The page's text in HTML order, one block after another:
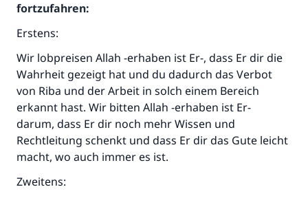
fortzufahren:
Erstens:
Wir lobpreisen Allah -erhaben ist Er-, dass Er dir die
Wahrheit gezeigt hat und du dadurch das Verbot
von Riba und der Arbeit in solch einem Bereich
erkannt hast. Wir bitten Allah -erhaben ist Er-
darum, dass Er dir noch mehr Wissen und
Rechtleitung schenkt und dass Er dir das Gute leicht
macht, wo auch immer es ist.
Zweitens: